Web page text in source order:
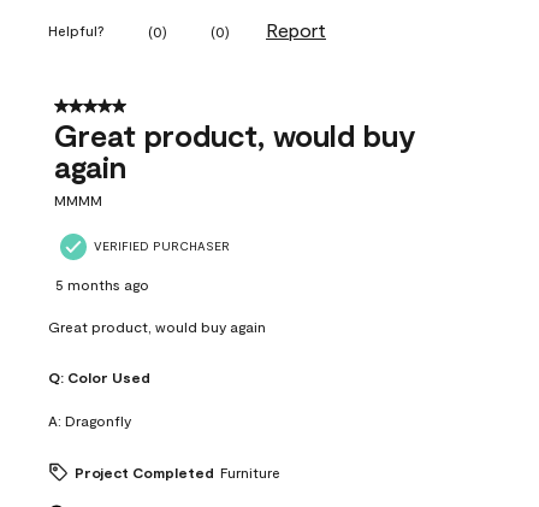
Helpful? (0) (0) Report
5 out of 5 stars.
Great product, would buy
again
MMMM
VERIFIED PURCHASER
5 months ago
Great product, would buy again
Q: Color Used
A: Dragonfly
Project Completed Furniture